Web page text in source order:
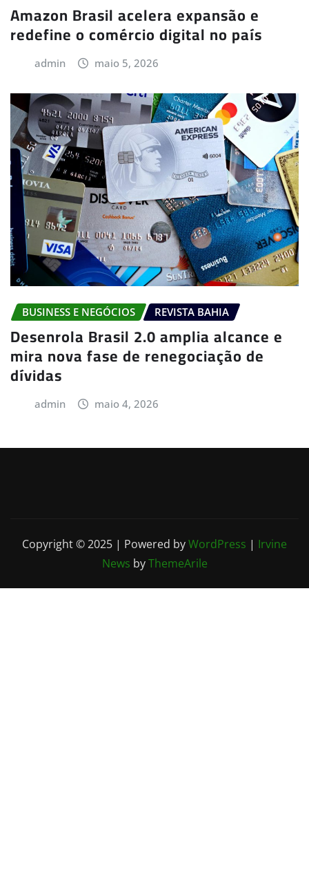
Amazon Brasil acelera expansão e
redefine o comércio digital no país
admin maio 5, 2026
BUSINESS E NEGÓCIOS REVISTA BAHIA
Desenrola Brasil 2.0 amplia alcance e
mira nova fase de renegociação de
dívidas
admin maio 4, 2026
Copyright © 2025 | Powered byWordPress | Irvine
News byThemeArile